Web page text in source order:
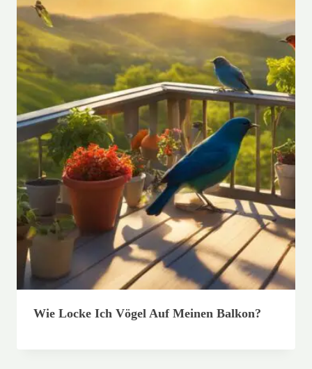
Wie Locke Ich Vögel Auf Meinen Balkon?